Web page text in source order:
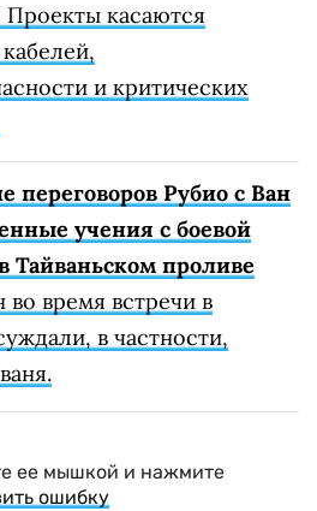
Проекты касаются
и критических
переговоров Рубио с Ван
учения с боевой
Тайваньском проливе
во время встречи в
в частности,
ее мышкой и нажмите
ошибку